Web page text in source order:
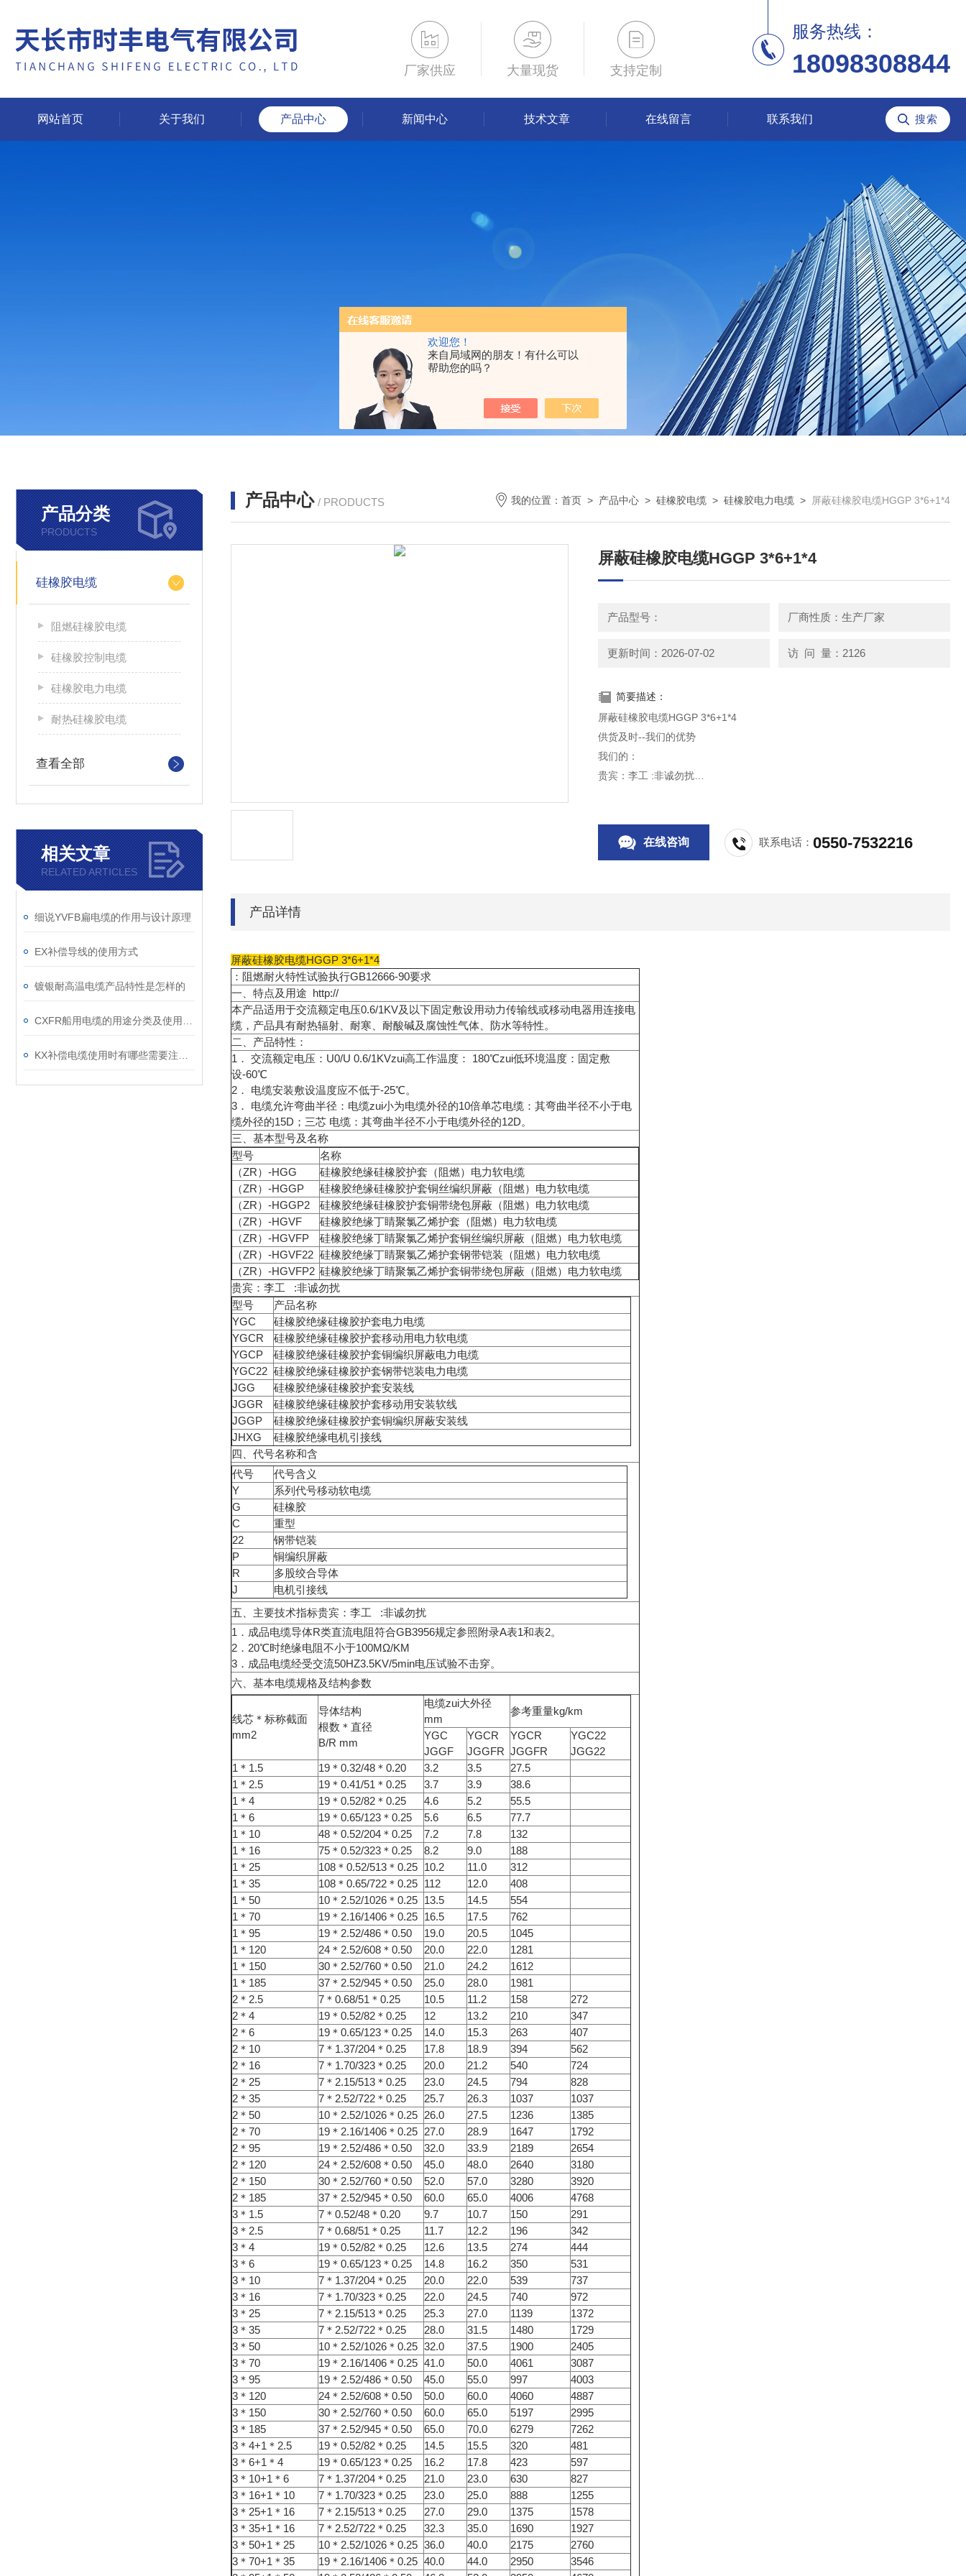
欢迎您！
来自局域网的朋友！有什么可以
帮助您的吗？
厂家供应 大量现货 支持定制
服务热线：
18098308844
网站首页 关于我们 产品中心 新闻中心 技术文章 在线留言 联系我们
产品分类
PRODUCTS
硅橡胶电缆
阻燃硅橡胶电缆
硅橡胶控制电缆
硅橡胶电力电缆
耐热硅橡胶电缆
查看全部
相关文章
RELATED ARTICLES
细说YVFB扁电缆的作用与设计原理
EX补偿导线的使用方式
镀银耐高温电缆产品特性是怎样的
产品中心 / PRODUCTS 我的位置： 首页 > 产品中心 > 硅橡胶电缆 > 硅橡胶电力电缆 > 屏蔽硅橡胶电缆HGGP 3*6+1*4
屏蔽硅橡胶电缆HGGP 3*6+1*4
产品型号： 厂商性质：生产厂家
更新时间：2026-07-02 访 问 量：2126
简要描述：
屏蔽硅橡胶电缆HGGP 3*6+1*4
供货及时--我们的优势
我们的：
贵宾：李工 :非诚勿扰
在线咨询 联系电话：0550-7532216
产品详情
屏蔽硅橡胶电缆HGGP 3*6+1*4
：阻燃耐火特性试验执行GB12666-90要求
一、特点及用途 http://
本产品适用于交流额定电压0.6/1KV及以下固定敷设用动力传输线或移动电器用连接电
缆，产品具有耐热辐射、耐寒、耐酸碱及腐蚀性气体、防水等特性。
二、产品特性：
1． 交流额定电压：U0/U 0.6/1KVzui高工作温度： 180℃zui低环境温度：固定敷
设-60℃
2． 电缆安装敷设温度应不低于-25℃。
3． 电缆允许弯曲半径：电缆zui小为电缆外径的10倍单芯电缆：其弯曲半径不小于电
缆外径的15D；三芯 电缆：其弯曲半径不小于电缆外径的12D。
三、基本型号及名称
型号
名称
（ZR）-HGG
硅橡胶绝缘硅橡胶护套（阻燃）电力软电缆
（ZR）-HGGP
硅橡胶绝缘硅橡胶护套铜丝编织屏蔽（阻燃）电力软电缆
（ZR）-HGGP2
硅橡胶绝缘硅橡胶护套铜带绕包屏蔽（阻燃）电力软电缆
（ZR）-HGVF
硅橡胶绝缘丁睛聚氯乙烯护套（阻燃）电力软电缆
（ZR）-HGVFP
硅橡胶绝缘丁睛聚氯乙烯护套铜丝编织屏蔽（阻燃）电力软电缆
（ZR）-HGVF22 硅橡胶绝缘丁睛聚氯乙烯护套钢带铠装（阻燃）电力软电缆
（ZR）-HGVFP2 硅橡胶绝缘丁睛聚氯乙烯护套铜带绕包屏蔽（阻燃）电力软电缆
贵宾：李工 :非诚勿扰
型号
产品名称
YGC
硅橡胶绝缘硅橡胶护套电力电缆
YGCR
硅橡胶绝缘硅橡胶护套移动用电力软电缆
YGCP
硅橡胶绝缘硅橡胶护套铜编织屏蔽电力电缆
YGC22 硅橡胶绝缘硅橡胶护套钢带铠装电力电缆
JGG
硅橡胶绝缘硅橡胶护套安装线
JGGR
硅橡胶绝缘硅橡胶护套移动用安装软线
JGGP
硅橡胶绝缘硅橡胶护套铜编织屏蔽安装线
JHXG
硅橡胶绝缘电机引接线
四、代号名称和含
代号
代号含义
Y
系列代号移动软电缆
G
硅橡胶
C
重型
22
钢带铠装
P
铜编织屏蔽
R
多股绞合导体
J
电机引接线
五、主要技术指标贵宾：李工 :非诚勿扰
1．成品电缆导体R类直流电阻符合GB3956规定参照附录A表1和表2。
2．20℃时绝缘电阻不小于100MΩ/KM
3．成品电缆经受交流50HZ3.5KV/5min电压试验不击穿。
六、基本电缆规格及结构参数
线芯＊标称截面
mm2
导体结构
根数＊直径
B/R mm
电缆zui大外径
mm
参考重量kg/km
YGC
JGGF
YGCR
JGGFR
YGCR
JGGFR
YGC22
JGG22
1＊1.5
19＊0.32/48＊0.20 3.2 3.5
27.5
1＊2.5
19＊0.41/51＊0.25 3.7 3.9
38.6
1＊4
19＊0.52/82＊0.25 4.6 5.2
55.5
1＊6
19＊0.65/123＊0.25 5.6 6.5
77.7
1＊10
48＊0.52/204＊0.25 7.2 7.8
132
1＊16
75＊0.52/323＊0.25 8.2 9.0
188
1＊25
108＊0.52/513＊0.25 10.2 11.0
312
1＊35
108＊0.65/722＊0.25 112 12.0
408
1＊50
10＊2.52/1026＊0.25 13.5 14.5
554
1＊70
19＊2.16/1406＊0.25 16.5 17.5
762
1＊95
19＊2.52/486＊0.50 19.0 20.5
1045
1＊120
24＊2.52/608＊0.50 20.0 22.0
1281
1＊150
30＊2.52/760＊0.50 21.0 24.2
1612
1＊185
37＊2.52/945＊0.50 25.0 28.0
1981
2＊2.5
7＊0.68/51＊0.25 10.5 11.2 158
272
2＊4
19＊0.52/82＊0.25 12 13.2 210
347
2＊6
19＊0.65/123＊0.25 14.0 15.3 263
407
2＊10
7＊1.37/204＊0.25 17.8 18.9 394
562
2＊16
7＊1.70/323＊0.25 20.0 21.2 540
724
2＊25
7＊2.15/513＊0.25 23.0 24.5 794
828
2＊35
7＊2.52/722＊0.25 25.7 26.3 1037
1037
2＊50
10＊2.52/1026＊0.25 26.0 27.5 1236
1385
2＊70
19＊2.16/1406＊0.25 27.0 28.9 1647
1792
2＊95
19＊2.52/486＊0.50 32.0 33.9 2189
2654
2＊120
24＊2.52/608＊0.50 45.0 48.0 2640
3180
2＊150
30＊2.52/760＊0.50 52.0 57.0 3280
3920
2＊185
37＊2.52/945＊0.50 60.0 65.0 4006
4768
3＊1.5
7＊0.52/48＊0.20 9.7 10.7 150
291
3＊2.5
7＊0.68/51＊0.25 11.7 12.2 196
342
3＊4
19＊0.52/82＊0.25 12.6 13.5 274
444
3＊6
19＊0.65/123＊0.25 14.8 16.2 350
531
3＊10
7＊1.37/204＊0.25 20.0 22.0 539
737
3＊16
7＊1.70/323＊0.25 22.0 24.5 740
972
3＊25
7＊2.15/513＊0.25 25.3 27.0 1139
1372
3＊35
7＊2.52/722＊0.25 28.0 31.5 1480
1729
3＊50
10＊2.52/1026＊0.25 32.0 37.5 1900
2405
3＊70
19＊2.16/1406＊0.25 41.0 50.0 4061
3087
3＊95
19＊2.52/486＊0.50 45.0 55.0 997
4003
3＊120
24＊2.52/608＊0.50 50.0 60.0 4060
4887
3＊150
30＊2.52/760＊0.50 60.0 65.0 5197
2995
3＊185
37＊2.52/945＊0.50 65.0 70.0 6279
7262
3＊4+1＊2.5
19＊0.52/82＊0.25 14.5 15.5 320
481
3＊6+1＊4
19＊0.65/123＊0.25 16.2 17.8 423
597
3＊10+1＊6
7＊1.37/204＊0.25 21.0 23.0 630
827
3＊16+1＊10
7＊1.70/323＊0.25 23.0 25.0 888
1255
3＊25+1＊16
7＊2.15/513＊0.25 27.0 29.0 1375
1578
3＊35+1＊16
7＊2.52/722＊0.25 32.3 35.0 1690
1927
3＊50+1＊25
10＊2.52/1026＊0.25 36.0 40.0 2175
2760
3＊70+1＊35
19＊2.16/1406＊0.25 40.0 44.0 2950
3546